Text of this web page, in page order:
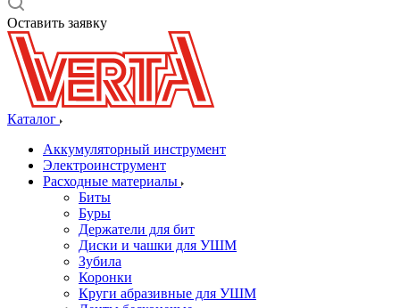
Оставить заявку
Каталог
Аккумуляторный инструмент
Электроинструмент
Расходные материалы
Биты
Буры
Держатели для бит
Диски и чашки для УШМ
Зубила
Коронки
Круги абразивные для УШМ